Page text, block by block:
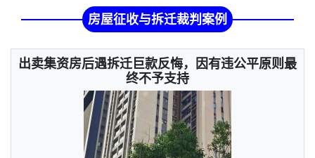
房屋征收与拆迁裁判案例
出卖集资房后遇拆迁巨款反悔，因有违公平原则最
终不予支持